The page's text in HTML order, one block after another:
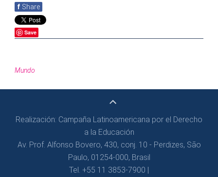
f Share
Save
Mundo
Realización: Campaña Latinoamericana por el Derecho
a la Educación
Av. Prof. Alfonso Bovero, 430, conj. 10 - Perdizes, São
Paulo, 01254-000, Brasil
Tel. +55 11 3853-7900 |